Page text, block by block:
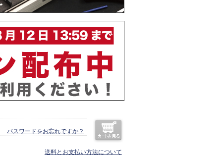
パスワードをお忘れですか？
送料とお支払い方法について